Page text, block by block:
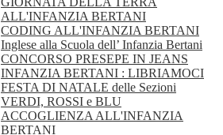
ALL'INFANZIA BERTANI
CODING ALL'INFANZIA BERTANI
Inglese alla Scuola dell’ Infanzia Bertani
CONCORSO PRESEPE IN JEANS
INFANZIA BERTANI : LIBRIAMOCI
FESTA DI NATALE delle Sezioni
VERDI, ROSSI e BLU
ACCOGLIENZA ALL'INFANZIA
BERTANI